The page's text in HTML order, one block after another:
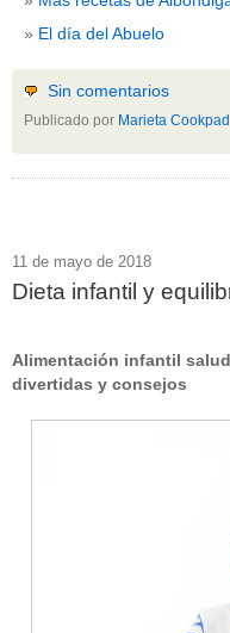
El día del Abuelo
Sin comentarios
Publicado por Marieta Cookpad
11 de mayo de 2018
Dieta infantil y
Alimentación infantil
divertidas y consejos